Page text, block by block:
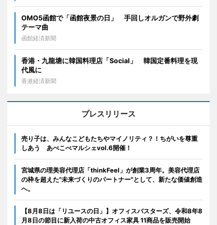
OMO5函館で「函館夜景の日」 手回しオルガンで野外劇
テーマ曲
函館経済新聞
香港・九龍塘に韓国料理店「Social」 韓国定番料理を現
代風に
香港経済新聞
プレスリリース
売り子は、みんなこどもたちやマイノリティ？！ちがいを尊重
しあう あべこべマルシェvol.6開催！
宮城県の理美容代理店「thinkFeel」が創業3周年。美容代理店
の枠を超えた"未来づくりのパートナー"として、新たな価値創造
へ。
【8月8日は「リユースの日」】オフィスバスターズ、令和8年8
月8日の節目に新入荷の中古オフィス家具 11商品を販売開始